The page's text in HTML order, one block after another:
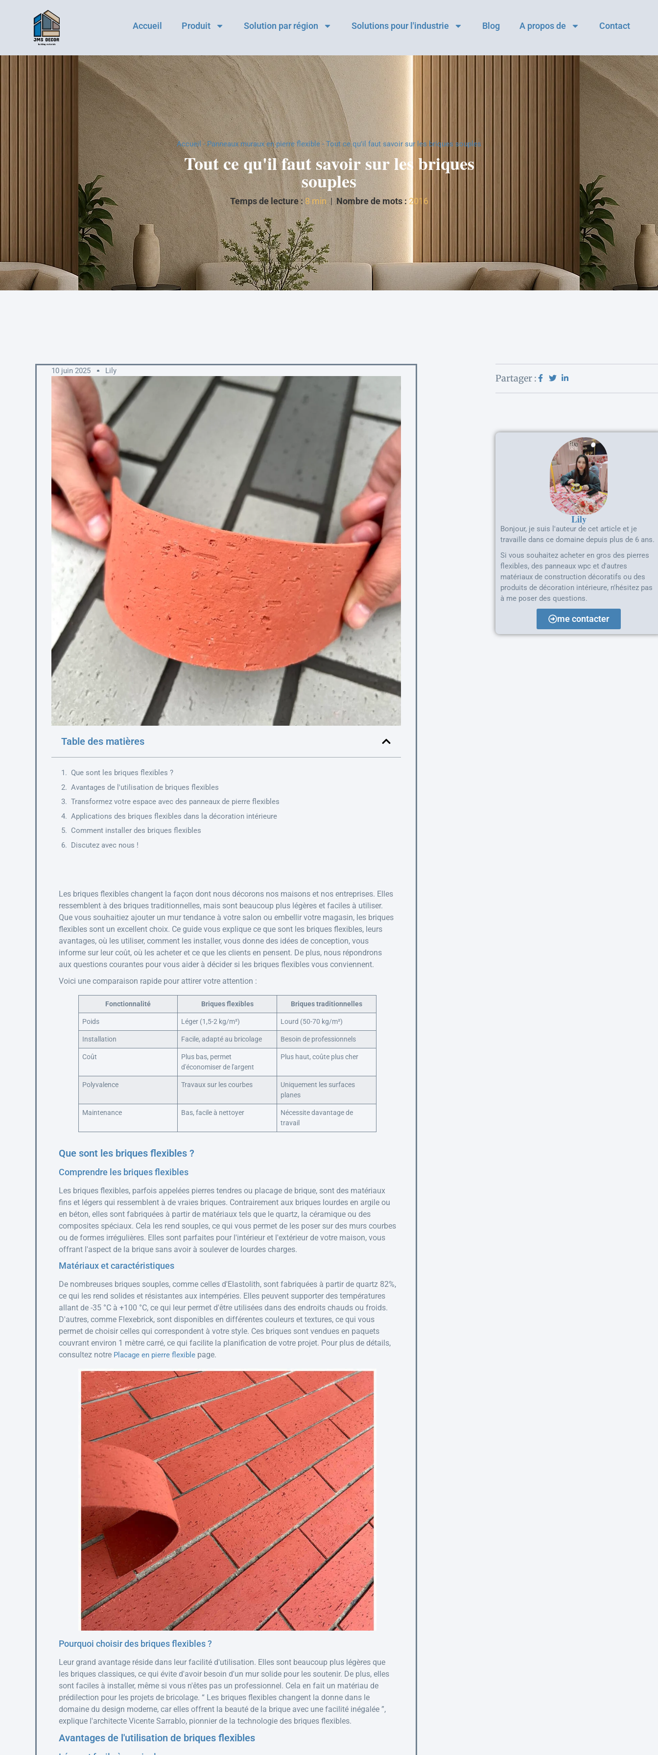
Accueil Produit Solution par région Solutions pour l'industrie Blog A propos de Contact
Accueil-Panneaux muraux en pierre flexible-Tout ce qu'il faut savoir sur les briques souples
Tout ce qu'il faut savoir sur les briques
souples
Temps de lecture :8 min|Nombre de mots : 2016
10 juin 2025 Lily
Table des matières
Que sont les briques flexibles ?
Avantages de l'utilisation de briques flexibles
Transformez votre espace avec des panneaux de pierre flexibles
Applications des briques flexibles dans la décoration intérieure
Comment installer des briques flexibles
Discutez avec nous !
Les briques flexibles changent la façon dont nous décorons nos maisons et nos entreprises. Elles
ressemblent à des briques traditionnelles, mais sont beaucoup plus légères et faciles à utiliser.
Que vous souhaitiez ajouter un mur tendance à votre salon ou embellir votre magasin, les briques
flexibles sont un excellent choix. Ce guide vous explique ce que sont les briques flexibles, leurs
avantages, où les utiliser, comment les installer, vous donne des idées de conception, vous
informe sur leur coût, où les acheter et ce que les clients en pensent. De plus, nous répondrons
aux questions courantes pour vous aider à décider si les briques flexibles vous conviennent.
Voici une comparaison rapide pour attirer votre attention :
Fonctionnalité Briques flexibles Briques traditionnelles
Poids Léger (1,5-2 kg/m²) Lourd (50-70 kg/m²)
Installation Facile, adapté au bricolage Besoin de professionnels
Coût
Plus bas, permet
d'économiser de l'argent
Plus haut, coûte plus cher
Polyvalence Travaux sur les courbes
Uniquement les surfaces
planes
Maintenance Bas, facile à nettoyer
Nécessite davantage de
travail
Que sont les briques flexibles ?
Comprendre les briques flexibles
Les briques flexibles, parfois appelées pierres tendres ou placage de brique, sont des matériaux
fins et légers qui ressemblent à de vraies briques. Contrairement aux briques lourdes en argile ou
en béton, elles sont fabriquées à partir de matériaux tels que le quartz, la céramique ou des
composites spéciaux. Cela les rend souples, ce qui vous permet de les poser sur des murs courbes
ou de formes irrégulières. Elles sont parfaites pour l'intérieur et l'extérieur de votre maison, vous
offrant l'aspect de la brique sans avoir à soulever de lourdes charges.
Matériaux et caractéristiques
De nombreuses briques souples, comme celles d'Elastolith, sont fabriquées à partir de quartz 82%,
ce qui les rend solides et résistantes aux intempéries. Elles peuvent supporter des températures
allant de -35 °C à +100 °C, ce qui leur permet d'être utilisées dans des endroits chauds ou froids.
D'autres, comme Flexebrick, sont disponibles en différentes couleurs et textures, ce qui vous
permet de choisir celles qui correspondent à votre style. Ces briques sont vendues en paquets
couvrant environ 1 mètre carré, ce qui facilite la planification de votre projet. Pour plus de détails,
consultez notre Placage en pierre flexible page.
Pourquoi choisir des briques flexibles ?
Leur grand avantage réside dans leur facilité d'utilisation. Elles sont beaucoup plus légères que
les briques classiques, ce qui évite d'avoir besoin d'un mur solide pour les soutenir. De plus, elles
sont faciles à installer, même si vous n'êtes pas un professionnel. Cela en fait un matériau de
prédilection pour les projets de bricolage. “ Les briques flexibles changent la donne dans le
domaine du design moderne, car elles offrent la beauté de la brique avec une facilité inégalée ”,
explique l'architecte Vicente Sarrablo, pionnier de la technologie des briques flexibles.
Avantages de l'utilisation de briques flexibles
Partager :
Lily
Bonjour, je suis l'auteur de cet article et je
travaille dans ce domaine depuis plus de 6 ans.
Si vous souhaitez acheter en gros des pierres
flexibles, des panneaux wpc et d'autres
matériaux de construction décoratifs ou des
produits de décoration intérieure, n'hésitez pas
à me poser des questions.
me contacter